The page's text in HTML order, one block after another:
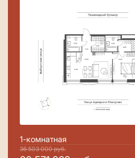
1-комнатная
36 503 000руб.